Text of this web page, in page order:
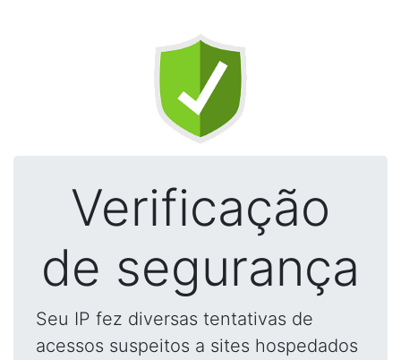
Verificação
de segurança
Seu IP fez diversas tentativas de
acessos suspeitos a sites hospedados